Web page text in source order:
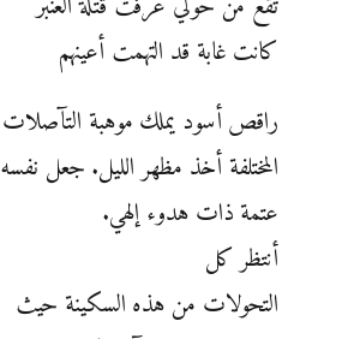
كانت غابة قد التهمت أعينهم
راقص أسود يملك موهبة التآصلات
المختلفة أخذ مظهر الليل. جعل نفسه
عتمة ذات هدوء إلهي.
أنتظر كل
التحولات من هذه السكينة حيث